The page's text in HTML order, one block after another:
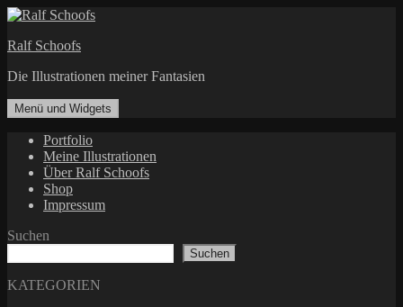
Zum
springen
Ralf Schoofs
Die Illustrationen meiner Fantasien
Menü und Widgets
Portfolio
Meine Illustrationen
Über Ralf Schoofs
Shop
Impressum
Suchen
Suchen
KATEGORIEN